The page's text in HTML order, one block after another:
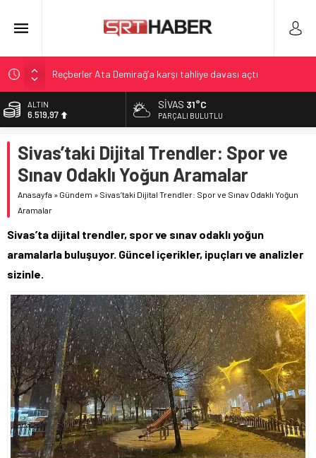
Reçberler Ata Demirağ’a karşı tahliye davası açtı
Ben Gurion’da Yakıt Tankerlere Geçici Operasyonla Yoğunluk
Kontrolü
Tahliye Davası ve Alt Kiralama İddiası: Reçber Çifti Ata
Demirağ’a Karşı
Nadir Kanserle Mücadele: Sydney Towle Hayatını Kaybetti
Varşova Tren İstasyonu Önünde Aniden Saldırı Yaşamı Şoke
Etti
ALTIN
6.519,97
13.798,82
DOLAR
47,7025
EURO
SIVAS 31°C
PARÇALI BULUTLU
Sivas’taki Dijital Trendler: Spor ve
Sınav Odaklı Yoğun Aramalar
Anasayfa » Gündem » Sivas’taki Dijital Trendler: Spor ve Sınav Odaklı Yoğun
Aramalar
Sivas’ta dijital trendler, spor ve sınav odaklı yoğun
aramalarla buluşuyor. Güncel içerikler, ipuçları ve analizler
sizinle.